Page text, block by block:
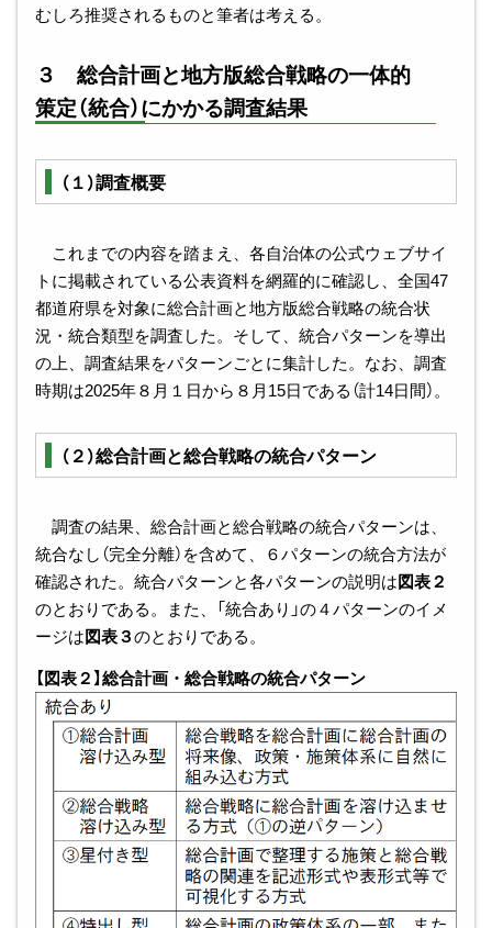
むしろ推奨されるものと筆者は考える。
３ 総合計画と地方版総合戦略の一体的
策定（統合）にかかる調査結果
（１）調査概要
これまでの内容を踏まえ、各自治体の公式ウェブサイ
トに掲載されている公表資料を網羅的に確認し、全国47
都道府県を対象に総合計画と地方版総合戦略の統合状
況・統合類型を調査した。そして、統合パターンを導出
の上、調査結果をパターンごとに集計した。なお、調査
時期は2025年８月１日から８月15日である（計14日間）。
（２）総合計画と総合戦略の統合パターン
調査の結果、総合計画と総合戦略の統合パターンは、
統合なし（完全分離）を含めて、６パターンの統合方法が
確認された。統合パターンと各パターンの説明は図表２
のとおりである。また、「統合あり」の４パターンのイメ
ージは図表３のとおりである。
【図表２】総合計画・総合戦略の統合パターン